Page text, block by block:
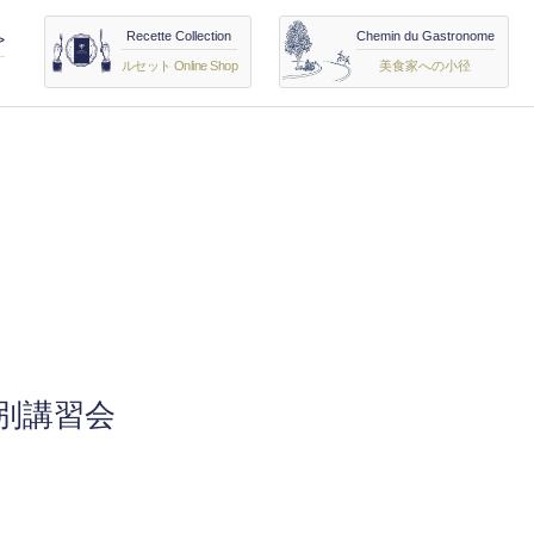
Recette Collection
ルセット Online Shop
Chemin du Gastronome
美食家への小径
講習会